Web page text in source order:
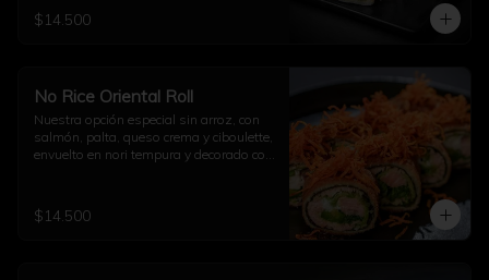
$14.500
No Rice Oriental Roll
Nuestra opción especial sin arroz, con
salmón, palta, queso crema y ciboulette,
envuelto en nori tempura y decorado con
$14.500